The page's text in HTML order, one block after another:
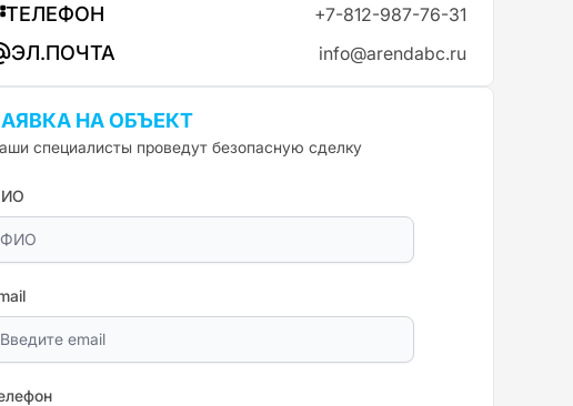
ТЕЛЕФОН +7-812-987-76-31
ЭЛ.ПОЧТА info@arendabc.ru
НА ОБЪЕКТ
специалисты проведут безопасную сделку